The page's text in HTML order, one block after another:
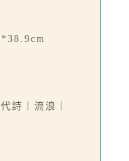
詩｜流浪｜